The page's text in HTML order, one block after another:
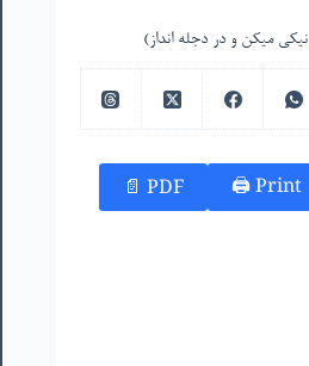
میکن و در دجله انداز)
Print 🖨
PDF 📄